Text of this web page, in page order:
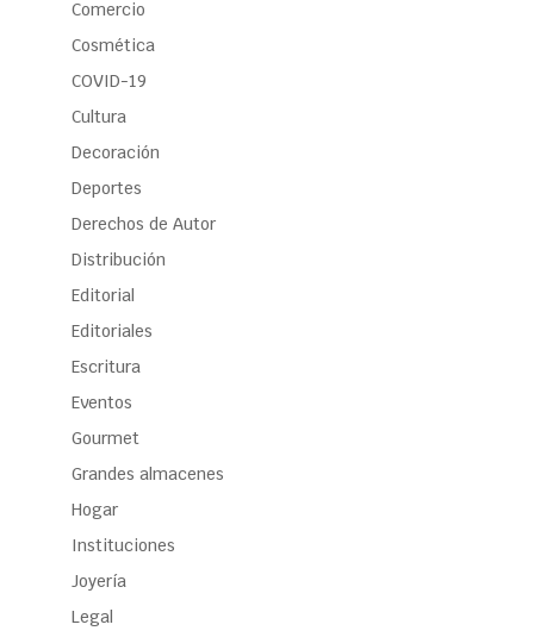
Comercio
Cosmética
COVID-19
Cultura
Decoración
Deportes
Derechos de Autor
Distribución
Editorial
Editoriales
Escritura
Eventos
Gourmet
Grandes almacenes
Hogar
Instituciones
Joyería
Legal